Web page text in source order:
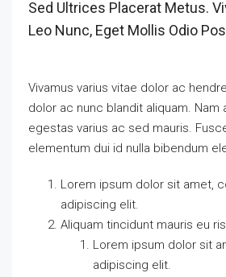
Sed Ultrices Placerat Metus.
Leo Nunc, Eget Mollis Odio
Vivamus varius vitae dolor ac
dolor ac nunc blandit aliquam. Nam
egestas varius ac sed mauris.
elementum dui id nulla bibendum
Lorem ipsum dolor sit amet,
adipiscing elit.
Aliquam tincidunt mauris eu
Lorem ipsum dolor sit
adipiscing elit.